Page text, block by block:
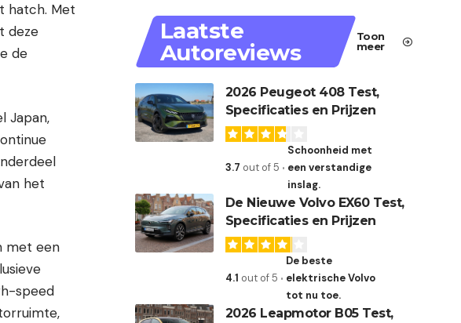
hatch. Met
deze
de
Japan,
het
met een
speed
Laatste
Autoreviews
Toon
meer
2026 Peugeot 408 Test,
Specificaties en Prijzen
3.7 out of 5
Schoonheid met
een verstandige
inslag.
De Nieuwe Volvo EX60 Test,
Specificaties en Prijzen
4.1 out of 5
De beste
elektrische Volvo
tot nu toe.
2026 Leapmotor B05 Test,